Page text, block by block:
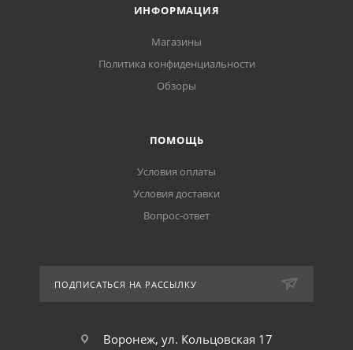
ИНФОРМАЦИЯ
Магазины
Политика конфиденциальности
Обзоры
ПОМОЩЬ
Условия оплаты
Условия доставки
Вопрос-ответ
ПОДПИСАТЬСЯ НА РАССЫЛКУ
Воронеж, ул. Кольцовская 17